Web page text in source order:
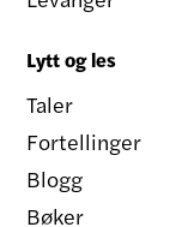
Lytt og les
Taler
Fortellinger
Blogg
Bøker